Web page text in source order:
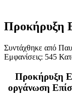
Προκήρυξη
Συντάχθηκε από
Εμφανίσεις: 545
Προκήρυξη
οργάνωση